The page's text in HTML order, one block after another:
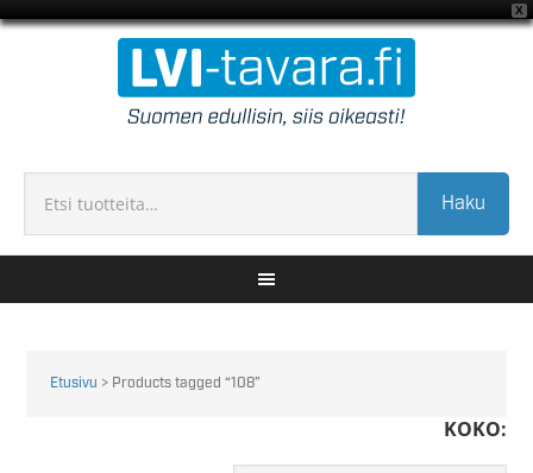
X
Haku
Etusivu > Products tagged “108”
KOKO: